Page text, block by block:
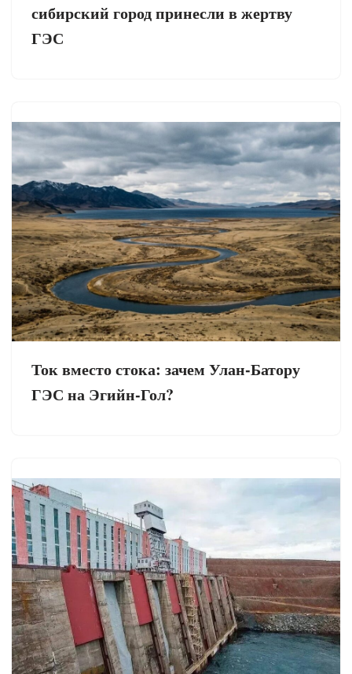
сибирский город принесли в жертву
ГЭС
Ток вместо стока: зачем Улан-Батору
ГЭС на Эгийн-Гол?